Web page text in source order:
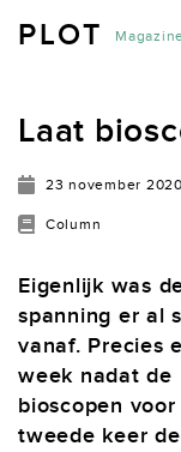
PLOT
Laat
23 november 2020
Column
Eigenlijk was
spanning er al
vanaf. Precies
week nadat de
bioscopen voor
tweede keer de